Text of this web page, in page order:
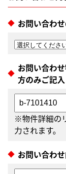
お問い合わ
お問い合わ
方のみご記入
※物件詳細の
力されます。
お問い合わ